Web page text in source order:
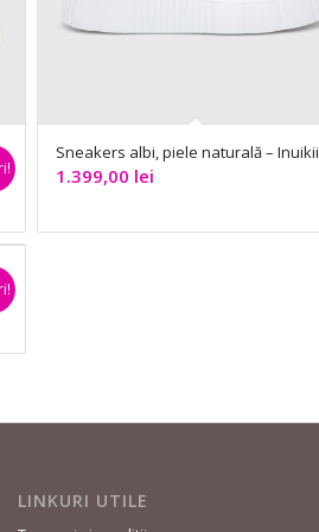
lei.
Sneakers albi, piele naturală – Inuikii
1.399,00 lei
LINKURI UTILE